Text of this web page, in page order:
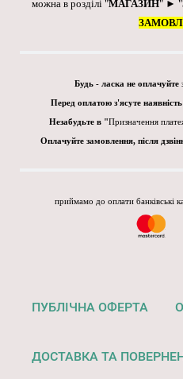
можна в розділі "МАГАЗИН" ► "
Будь - ласка не оплачуйте
Перед оплатою з'ясуте
Незабудьте в "Призначення
Оплачуйте замовлення, після
приймамо до оплати банківські
ПУБЛІЧНА ОФЕРТА
ДОСТАВКА ТА